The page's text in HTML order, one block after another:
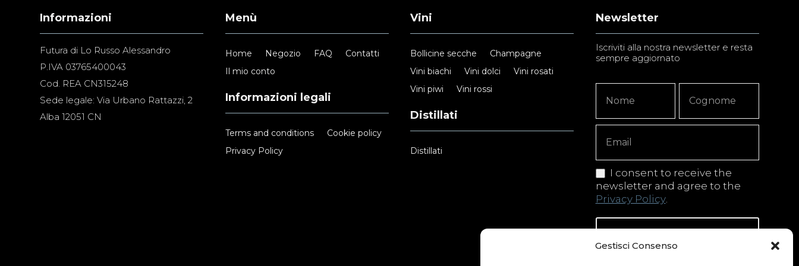
Gestisci Consenso
Informazioni
Futura di Lo Russo Alessandro
P.IVA 03765400043
Cod. REA CN315248
Sede legale: Via Urbano Rattazzi, 2
Alba 12051 CN
Menù
Home Negozio FAQ
Contatti
Il mio conto
Informazioni legali
Terms and conditions
Cookie policy
Privacy Policy
Vini
Bollicine secche
Champagne
Vini biachi
Vini dolci
Vini rosati
Vini piwi
Vini rossi
Distillati
Distillati
Newsletter
Iscriviti alla nostra newsletter e resta
sempre aggiornato
Signup
Copy
I consent to receive the
newsletter and agree to the
Privacy Policy.